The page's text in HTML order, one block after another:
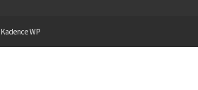
Kadence WP